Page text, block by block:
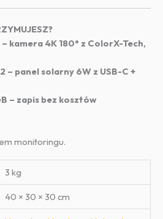
kamera 4K 180° z ColorX-Tech,
– panel solarny 6W z USB-C +
– zapis bez kosztów
monitoringu.
3 kg
40 × 30 × 30 cm